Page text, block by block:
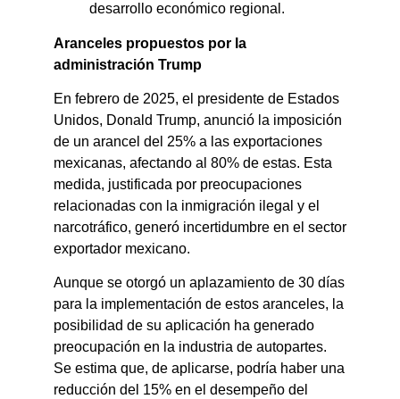
desarrollo económico regional.​
Aranceles propuestos por la
administración Trump
En febrero de 2025, el presidente de Estados
Unidos, Donald Trump, anunció la imposición
de un arancel del 25% a las exportaciones
mexicanas, afectando al 80% de estas. Esta
medida, justificada por preocupaciones
relacionadas con la inmigración ilegal y el
narcotráfico, generó incertidumbre en el sector
exportador mexicano.
Aunque se otorgó un aplazamiento de 30 días
para la implementación de estos aranceles, la
posibilidad de su aplicación ha generado
preocupación en la industria de autopartes.
Se estima que, de aplicarse, podría haber una
reducción del 15% en el desempeño del